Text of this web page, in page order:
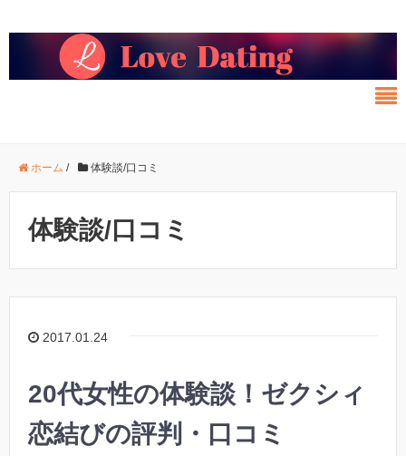
ホーム / 体験談/口コミ
体験談/口コミ
2017.01.24
20代女性の体験談！ゼクシィ
恋結びの評判・口コミ